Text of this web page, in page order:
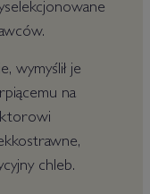
wymyślił je
na
chleb.